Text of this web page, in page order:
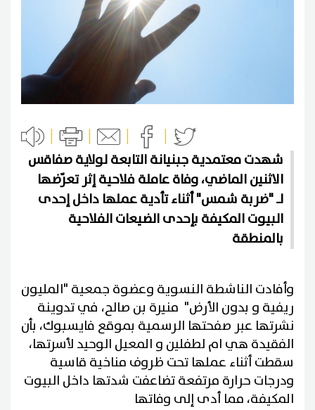
شهدت معتمدية جبنيانة التابعة لولاية صفاقس
الاثنين الماضي، وفاة عاملة فلاحية إثر تعرّضها
لـ "ضربة شمس" أثناء تأدية عملها داخل إحدى
البيوت المكيفة بإحدى الضيعات الفلاحية
بالمنطقة
وأفادت الناشطة النسوية وعضوة جمعية "المليون
ريفية و بدون الأرض" منيرة بن صالح، في تدوينة
نشرتها عبر صفحتها الرسمية بموقع فايسبوك، بأن
الفقيدة هي ام لطفلين و المعيل الوحيد لأسرتها،
سقطت أثناء عملها تحت ظروف مناخية قاسية
ودرجات حرارة مرتفعة تضاعفت شدتها داخل البيوت
المكيفة، مما أدى إلى وفاتها